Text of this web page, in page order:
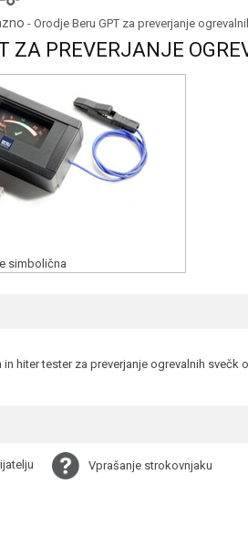
- Orodje Beru GPT za preverjanje
ZA PREVERJANJE
simbolična
in hiter tester za preverjanje ogrevalnih svečk
Vprašanje strokovnjaku